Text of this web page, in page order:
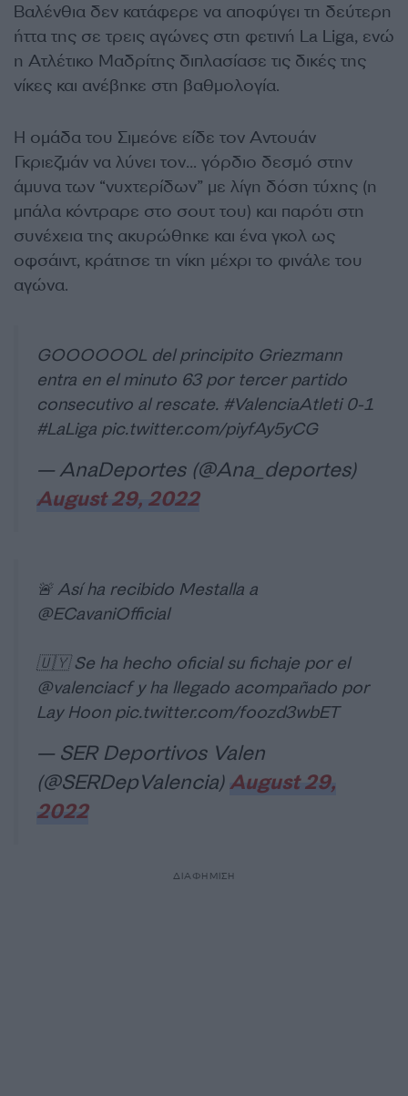
Βαλένθια δεν κατάφερε να αποφύγει τη δεύτερη
ήττα της σε τρεις αγώνες στη φετινή La Liga, ενώ
η Ατλέτικο Μαδρίτης διπλασίασε τις δικές της
νίκες και ανέβηκε στη βαθμολογία.
Η ομάδα του Σιμεόνε είδε τον Αντουάν
Γκριεζμάν να λύνει τον… γόρδιο δεσμό στην
άμυνα των “νυχτερίδων” με λίγη δόση τύχης (η
μπάλα κόντραρε στο σουτ του) και παρότι στη
συνέχεια της ακυρώθηκε και ένα γκολ ως
οφσάιντ, κράτησε τη νίκη μέχρι το φινάλε του
αγώνα.
GOOOOOOL del principito Griezmann
entra en el minuto 63 por tercer partido
consecutivo al rescate. #ValenciaAtleti0-1
#LaLiga pic.twitter.com/piyfAy5yCG
— AnaDeportes (@Ana_deportes)
August 29, 2022
🚨 Así ha recibido Mestalla a
@ECavaniOfficial
🇺🇾 Se ha hecho oficial su fichaje por el
@valenciacfy ha llegado acompañado por
Lay Hoon pic.twitter.com/foozd3wbET
— SER Deportivos Valen
(@SERDepValencia)August 29,
2022
ΔΙΑΦΗΜΙΣΗ